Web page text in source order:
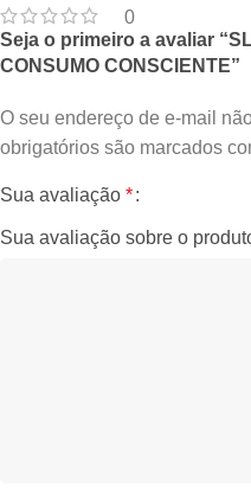
0
Seja o primeiro a avaliar
CONSUMO CONSCIENTE”
O seu endereço de e-mail
obrigatórios são marcados
Sua avaliação *
Sua avaliação sobre o